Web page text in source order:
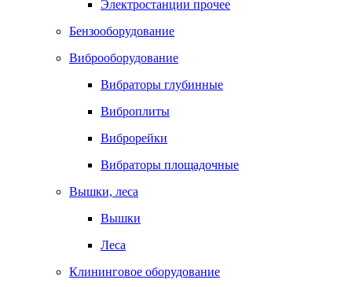
Электростанции прочее
Бензооборудование
Виброоборудование
Вибраторы глубинные
Виброплиты
Виброрейки
Вибраторы площадочные
Вышки, леса
Вышки
Леса
Клининговое оборудование